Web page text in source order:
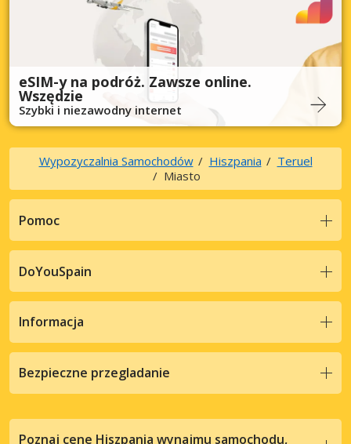
eSIM-y na podróż. Zawsze online.
Wszędzie
Szybki i niezawodny internet
Wypozyczalnia Samochodów Hiszpania
Teruel
Miasto
Pomoc
DoYouSpain
Informacja
Bezpieczne przegladanie
Poznaj cene Hiszpania wynajmu samochodu,